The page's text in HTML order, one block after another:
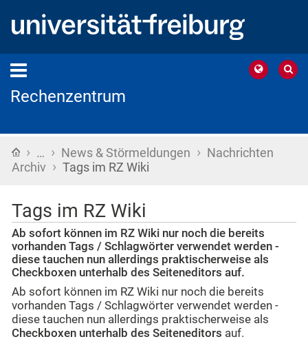
Rechenzentrum
Startseite
› … › News & Störmeldungen › Nachrichten
Archiv › Tags im RZ Wiki
Tags im RZ Wiki
Ab sofort können im RZ Wiki nur noch die bereits
vorhanden Tags / Schlagwörter verwendet werden -
diese tauchen nun allerdings praktischerweise als
Checkboxen unterhalb des Seiteneditors auf.
Ab sofort können im RZ Wiki nur noch die bereits
vorhanden Tags / Schlagwörter verwendet werden -
diese tauchen nun allerdings praktischerweise als
Checkboxen unterhalb des Seiteneditors auf.